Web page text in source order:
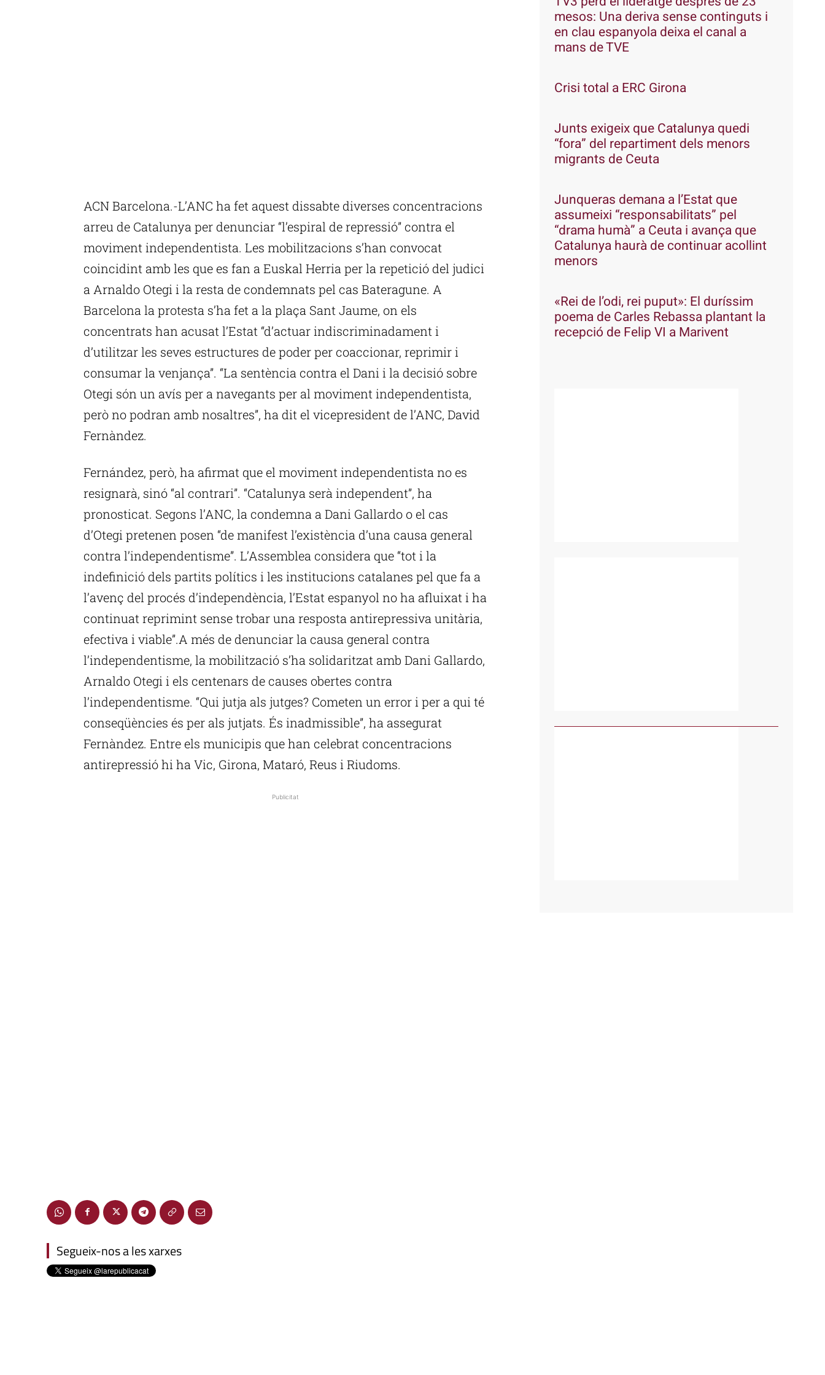
ACN Barcelona.-L’ANC ha fet aquest dissabte diverses concentracions
arreu de Catalunya per denunciar “l’espiral de repressió” contra el
moviment independentista. Les mobilitzacions s’han convocat
coincidint amb les que es fan a Euskal Herria per la repetició del judici
a Arnaldo Otegi i la resta de condemnats pel cas Bateragune. A
Barcelona la protesta s’ha fet a la plaça Sant Jaume, on els
concentrats han acusat l’Estat “d’actuar indiscriminadament i
d’utilitzar les seves estructures de poder per coaccionar, reprimir i
consumar la venjança”. “La sentència contra el Dani i la decisió sobre
Otegi són un avís per a navegants per al moviment independentista,
però no podran amb nosaltres”, ha dit el vicepresident de l’ANC, David
Fernàndez.
Fernández, però, ha afirmat que el moviment independentista no es
resignarà, sinó “al contrari”. “Catalunya serà independent”, ha
pronosticat. Segons l’ANC, la condemna a Dani Gallardo o el cas
d’Otegi pretenen posen “de manifest l’existència d’una causa general
contra l’independentisme”. L’Assemblea considera que “tot i la
indefinició dels partits polítics i les institucions catalanes pel que fa a
l’avenç del procés d’independència, l’Estat espanyol no ha afluixat i ha
continuat reprimint sense trobar una resposta antirepressiva unitària,
efectiva i viable”.A més de denunciar la causa general contra
l’independentisme, la mobilització s’ha solidaritzat amb Dani Gallardo,
Arnaldo Otegi i els centenars de causes obertes contra
l’independentisme. “Qui jutja als jutges? Cometen un error i per a qui té
conseqüències és per als jutjats. És inadmissible”, ha assegurat
Fernàndez. Entre els municipis que han celebrat concentracions
antirepressió hi ha Vic, Girona, Mataró, Reus i Riudoms.
Publicitat
Segueix-nos a les xarxes
mesos: Una deriva sense continguts i
en clau espanyola deixa el canal a
mans de TVE
Crisi total a ERC Girona
Junts exigeix que Catalunya quedi
“fora” del repartiment dels menors
migrants de Ceuta
Junqueras demana a l’Estat que
assumeixi “responsabilitats” pel
“drama humà” a Ceuta i avança que
Catalunya haurà de continuar acollint
menors
«Rei de l’odi, rei puput»: El duríssim
poema de Carles Rebassa plantant la
recepció de Felip VI a Marivent